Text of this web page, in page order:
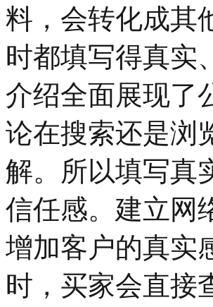
料，会转化成其
时都填写得真实
介绍全面展现了
论在搜索还是浏
解。所以填写真
信任感。建立网
增加客户的真实
时，买家会直接